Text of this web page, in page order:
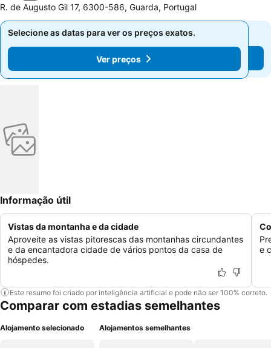
R. de Augusto Gil 17, 6300-586, Guarda, Portugal
Selecione as datas para ver os preços exatos.
Ver preços
Selecione as datas para ver os preços exatos.
Ver preços
Informação útil
Vistas da montanha e da cidade
Aproveite as vistas pitorescas das montanhas circundantes
e da encantadora cidade de vários pontos da casa de
hóspedes.
e
Este resumo foi criado por inteligência artificial e pode não ser 100% correto.
Comparar com estadias semelhantes
Alojamento selecionado Alojamentos semelhantes